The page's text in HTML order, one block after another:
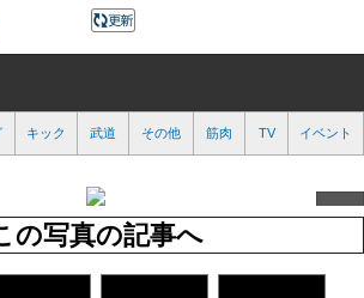
キック 武道 その他 筋肉 TV イベント
の写真の記事へ